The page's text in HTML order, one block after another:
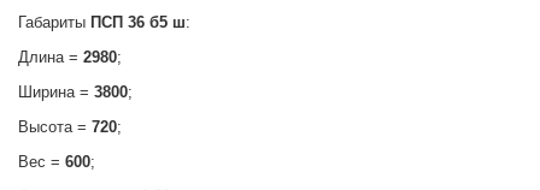
Габариты ПСП 36 б5 ш:
Длина = 2980;
Ширина = 3800;
Высота = 720;
Вес = 600;